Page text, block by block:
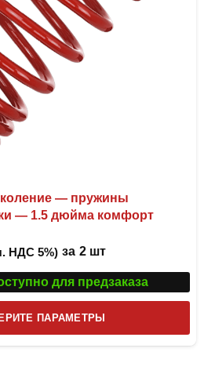
— пружины
— 1.5 дюйма комфорт
НДС 5%) за 2 шт
для предзаказа
ПАРАМЕТРЫ
товар